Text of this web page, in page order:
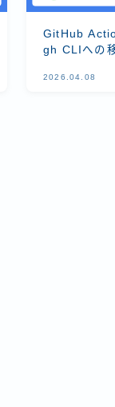
GitHub
gh CLIへの
2026.04.08